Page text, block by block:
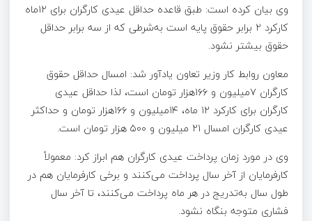
وی بیان کرده است: طبق قاعده حداقل عیدی کارگران برای ۱۲ماه
کارکرد ۲ برابر حقوق پایه است به‌شرطی که از سه برابر حداقل
حقوق بیشتر نشود.
معاون روابط کار وزیر تعاون یادآور شد: امسال حداقل حقوق
کارگران ۷میلیون و ۱۶۶هزار تومان است،‌ لذا حداقل عیدی
کارگران برای کارکرد ۱۲ ماه، ۱۴میلیون و ۱۶۶هزار تومان و حداکثر
عیدی کارگران امسال ۲۱ میلیون و ۵۰۰ هزار تومان است.
وی در مورد زمان پرداخت عیدی کارگران هم ابراز کرد: معمولاً
کارفرمایان از آخر سال پرداخت می‌کنند و برخی کارفرمایان هم در
طول سال به‌تدریج در هر ماه پرداخت می‌کنند،‌ تا آخر سال
فشاری متوجه بنگاه نشود.